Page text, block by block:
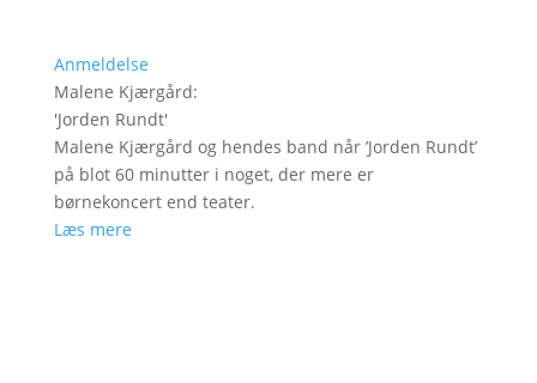
Anmeldelse
Malene Kjærgård:
'Jorden Rundt'
Malene Kjærgård og hendes band når ’Jorden Rundt’
på blot 60 minutter i noget, der mere er
børnekoncert end teater.
Læs mere